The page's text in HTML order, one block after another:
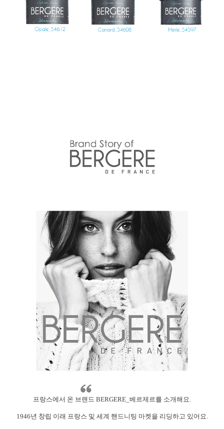
프랑스에서 온 브랜드 BERGERE_베르제르를 소개해요.
1946년 창립 이래 프랑스 및 세계 핸드니팅 마켓을 리딩하고 있어요.